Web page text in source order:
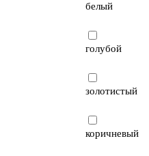
белый
голубой
золотистый
коричневый